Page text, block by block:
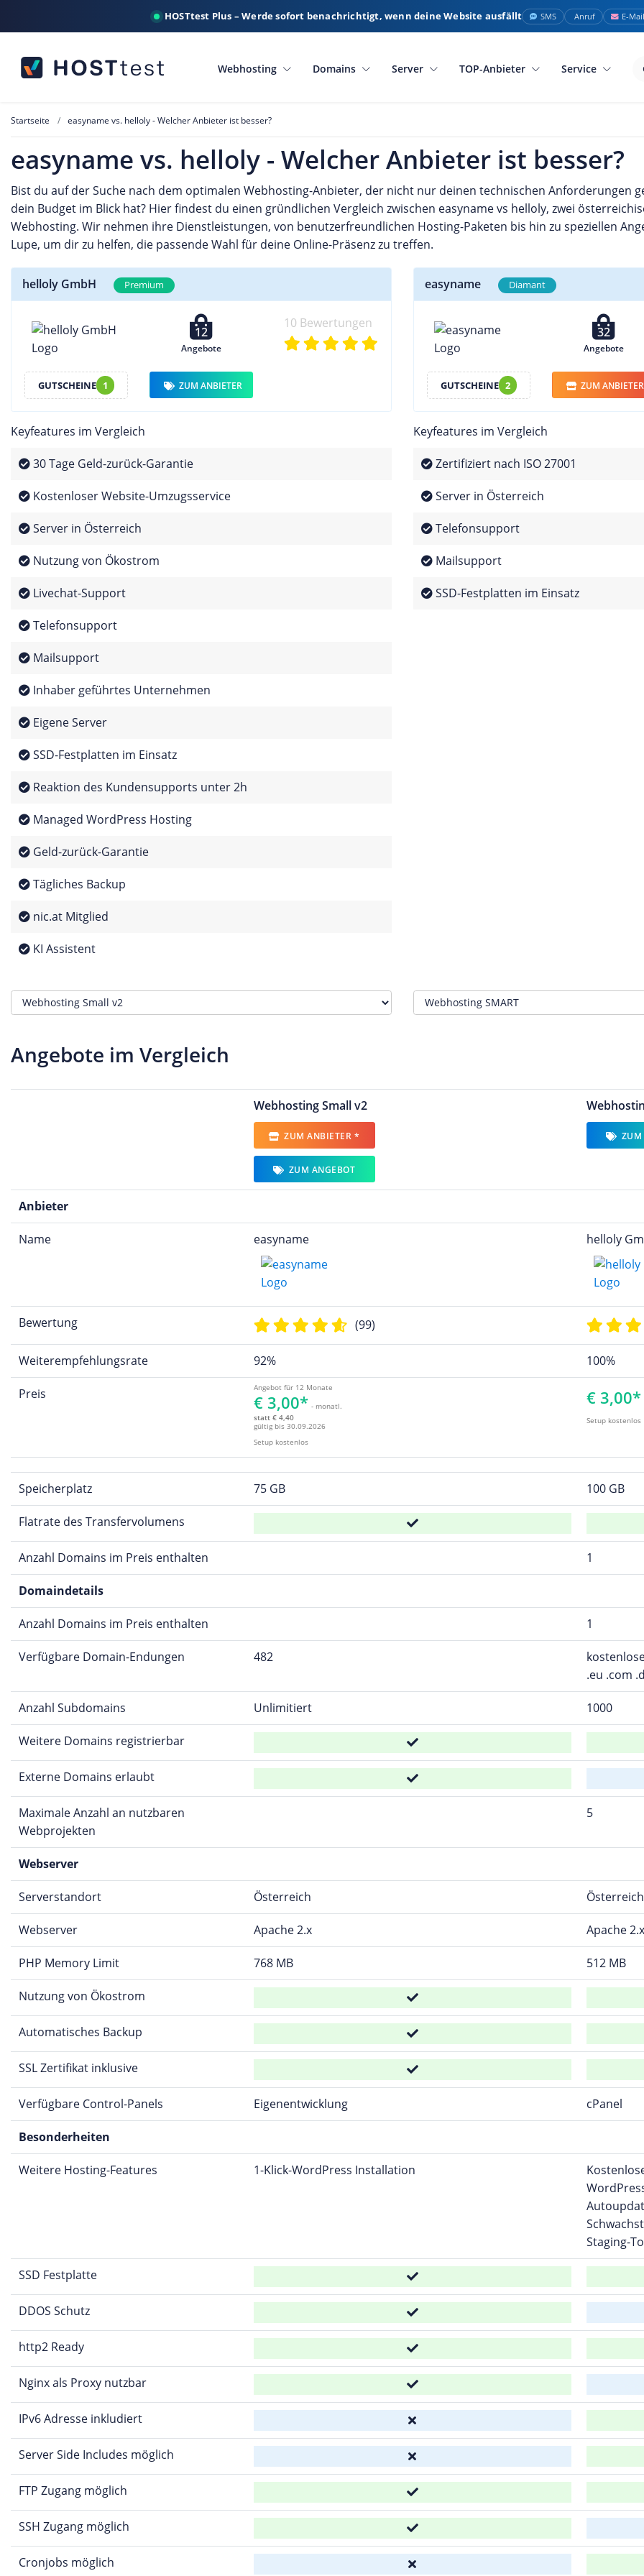
HOSTtest Plus – Werde sofort benachrichtigt, wenn deine Website ausfällt SMS Anruf E-Mail
Webhosting Domains Server TOP-Anbieter Service
Startseite easyname vs. helloly - Welcher Anbieter ist besser?
easyname vs. helloly - Welcher Anbieter ist besser?
Bist du auf der Suche nach dem optimalen Webhosting-Anbieter, der nicht nur deinen technischen Anforderungen
dein Budget im Blick hat? Hier findest du einen gründlichen Vergleich zwischen easyname vs helloly, zwei
Webhosting. Wir nehmen ihre Dienstleistungen, von benutzerfreundlichen Hosting-Paketen bis hin zu speziellen
Lupe, um dir zu helfen, die passende Wahl für deine Online-Präsenz zu treffen.
helloly GmbH Premium
12
Angebote
10 Bewertungen
GUTSCHEINE 1 ZUM ANBIETER
Keyfeatures im Vergleich
30 Tage Geld-zurück-Garantie
Kostenloser Website-Umzugsservice
Server in Österreich
Nutzung von Ökostrom
Livechat-Support
Telefonsupport
Mailsupport
Inhaber geführtes Unternehmen
Eigene Server
SSD-Festplatten im Einsatz
Reaktion des Kundensupports unter 2h
Managed WordPress Hosting
Geld-zurück-Garantie
Tägliches Backup
nic.at Mitglied
KI Assistent
easyname Diamant
32
Angebote
GUTSCHEINE 2 ZUM
Keyfeatures im Vergleich
Zertifiziert nach ISO 27001
Server in Österreich
Telefonsupport
Mailsupport
SSD-Festplatten im Einsatz
Angebote im Vergleich
Webhosting Small v2
ZUM ANBIETER *
ZUM ANGEBOT
ZUM
Anbieter
Name easyname helloly
Bewertung (99)
Weiterempfehlungsrate 92% 100%
Preis Angebot für 12 Monate
€ 3,00* - monatl.
statt € 4,40
gültig bis 30.09.2026
Setup kostenlos
€ 3,00*
Setup kostenlos
Speicherplatz 75 GB 100 GB
Flatrate des Transfervolumens
Anzahl Domains im Preis enthalten 1
Domaindetails
Anzahl Domains im Preis enthalten 1
Verfügbare Domain-Endungen 482
.eu .com
Anzahl Subdomains Unlimitiert 1000
Weitere Domains registrierbar
Externe Domains erlaubt
Maximale Anzahl an nutzbaren
Webprojekten
5
Webserver
Serverstandort Österreich Österreich
Webserver Apache 2.x Apache 2.x
PHP Memory Limit 768 MB 512 MB
Nutzung von Ökostrom
Automatisches Backup
SSL Zertifikat inklusive
Verfügbare Control-Panels Eigenentwicklung cPanel
Besonderheiten
Weitere Hosting-Features 1-Klick-WordPress Installation
Staging-
SSD Festplatte
DDOS Schutz
http2 Ready
Nginx als Proxy nutzbar
IPv6 Adresse inkludiert
Server Side Includes möglich
FTP Zugang möglich
SSH Zugang möglich
Cronjobs möglich